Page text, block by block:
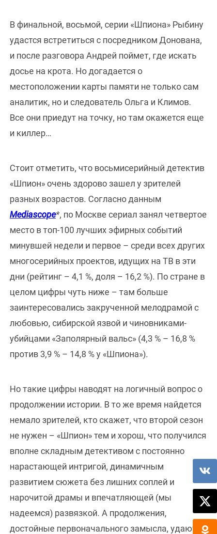
В финальной, восьмой, серии «Шпиона» Рыбину
удастся встретиться с посредником Донована,
и после разговора Андрей поймет, где искать
досье на крота. Но догадается о
местоположении карты памяти не только сам
аналитик, но и следователь Ольга и Климов.
Все они приедут на точку, но там окажется еще
и киллер…
Стоит отметить, что восьмисерийный детектив
«Шпион» очень здорово зашел у зрителей
разных возрастов. Согласно данным
Mediascope*, по Москве сериал занял четвертое
место в топ-100 лучших эфирных событий
минувшей недели и первое – среди всех других
многосерийных проектов, идущих на ТВ в эти
дни (рейтинг – 4,1 %, доля – 16,2 %). По стране в
целом цифры чуть ниже – там больше
заинтересовались закрученной мелодрамой с
любовью, сибирской язвой и чиновниками-
убийцами «Заполярный вальс» (4,3 % – 16,8 %
против 3,9 % – 14,8 % у «Шпиона»).
Но такие цифры наводят на логичный вопрос о
продолжении истории. В то же время найдется
немало зрителей, кто скажет, что второй сезон
не нужен – «Шпион» тем и хорош, что получился
вполне складным детективом с постоянно
нарастающей интригой, динамичным
развитием сюжета без лишних соплей и
нарочитой драмы и впечатляющей (мы
надеемся) развязкой. А продолжения,
достойные первоначального замысла, удаются